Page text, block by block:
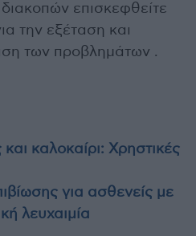
επισκεφθείτε
την εξέταση και
των προβλημάτων .
καλοκαίρι: Χρηστικές
για ασθενείς με
λευχαιμία